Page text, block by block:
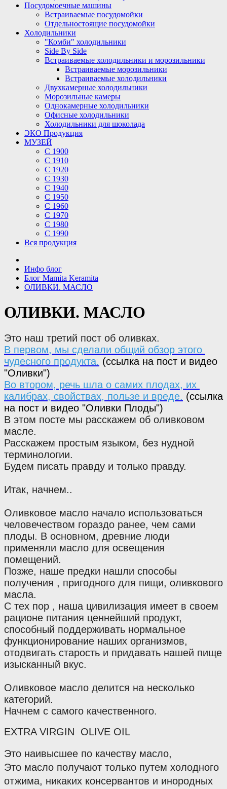
Посудомоечные машины
Встраиваемые посудомойки
Отдельностоящие посудомойки
Холодильники
"Комби" холодильники
Side By Side
Встраиваемые холодильники и морозильники
Встраиваемые морозильники
Встраиваемые холодильники
Двухкамерные холодильники
Морозильные камеры
Однокамерные холодильники
Офисные холодильники
Холодильники для шоколада
ЭКО Продукция
МУЗЕЙ
С 1900
С 1910
C 1920
С 1930
С 1940
С 1950
С 1960
С 1970
С 1980
С 1990
Вся продукция
Инфо блог
Блог Mamita Keramita
ОЛИВКИ. МАСЛО
ОЛИВКИ. МАСЛО
Это наш третий пост об оливках.
В первом, мы сделали общий обзор этого
чудесного продукта. (ссылка на пост и видео
"Оливки")
Во втором, речь шла о самих плодах, их
калибрах, свойствах, пользе и вреде. (ссылка
на пост и видео "Оливки Плоды")
В этом посте мы расскажем об оливковом
масле.
Расскажем простым языком, без нудной
терминологии.
Будем писать правду и только правду.
Итак, начнем..
Оливковое масло начало использоваться
человечеством гораздо ранее, чем сами
плоды. В основном, древние люди
применяли масло для освещения
помещений.
Позже, наше предки нашли способы
получения , пригодного для пищи, оливкового
масла.
С тех пор , наша цивилизация имеет в своем
рационе питания ценнейший продукт,
способный поддерживать нормальное
функционирование наших организмов,
отодвигать старость и придавать нашей пище
изысканный вкус.
Оливковое масло делится на несколько
категорий.
Начнем с самого качественного.
EXTRA VIRGIN  OLIVE OIL
Это наивысшее по качеству масло,
Это масло получают только путем холодного
отжима, никаких консервантов и инородных